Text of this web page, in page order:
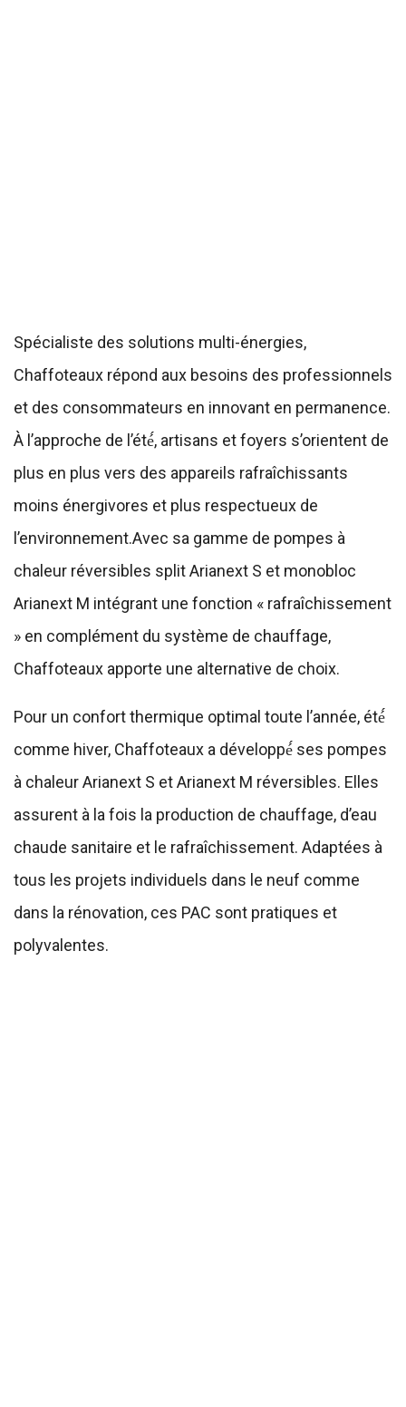
Spécialiste des solutions multi-énergies,
Chaffoteaux répond aux besoins des professionnels
et des consommateurs en innovant en permanence.
À l’approche de l’été́, artisans et foyers s’orientent de
plus en plus vers des appareils rafraîchissants
moins énergivores et plus respectueux de
l’environnement.Avec sa gamme de pompes à
chaleur réversibles split Arianext S et monobloc
Arianext M intégrant une fonction « rafraîchissement
» en complément du système de chauffage,
Chaffoteaux apporte une alternative de choix.
Pour un confort thermique optimal toute l’année, été́
comme hiver, Chaffoteaux a développé́ ses pompes
à chaleur Arianext S et Arianext M réversibles. Elles
assurent à la fois la production de chauffage, d’eau
chaude sanitaire et le rafraîchissement. Adaptées à
tous les projets individuels dans le neuf comme
dans la rénovation, ces PAC sont pratiques et
polyvalentes.